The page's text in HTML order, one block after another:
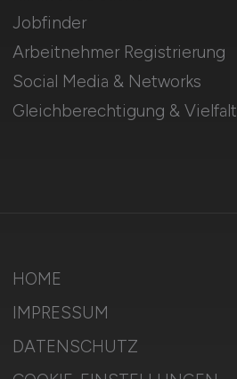
Jobfinder
Arbeitnehmer Registrierung
Social Media & Networks
Gleichberechtigung & Vielfalt
HOME
IMPRESSUM
DATENSCHUTZ